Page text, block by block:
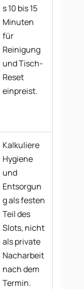
s 10 bis 15
Minuten
für
Reinigung
und Tisch-
Reset
einpreist.
Kalkuliere
Hygiene
und
Entsorgun
g als festen
Teil des
Slots, nicht
als private
Nacharbeit
nach dem
Termin.